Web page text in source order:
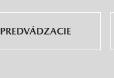
PREDVÁDZACIE